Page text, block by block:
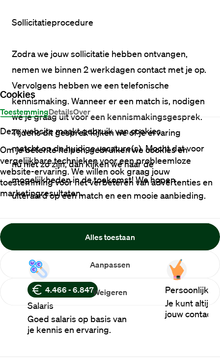
Cookies
ToestemmingDetailsOver
Deze website maakt gebruik van cookies
Om je beter te helpen, gebruiken we cookies en
vergelijkbare technieken voor een probleemloze
website-ervaring. We willen ook graag jouw
toestemming voor het verbeteren van advertenties en
marketingresultaten.
Weigeren
Aanpassen
Alles toestaan
Sollicitatieprocedure
Zodra we jouw sollicitatie hebben ontvangen,
nemen we binnen 2 werkdagen contact met je op.
Vervolgens hebben we een telefonische
kennismaking. Wanneer er een match is, nodigen
we je graag uit voor een kennismakingsgesprek.
Tijdens dit gesprek kijken we of je ervaring
matcht op de huidige vacature(s). Mocht dat voor
nu niet zo zijn, dan kijken we naar de
mogelijkheden in de toekomst! We hopen
uiteraard op een match en een mooie aanbieding.
Dit bieden we jou
4.466 - 6.847
Salaris
Goed salaris op basis van
je kennis en ervaring.
Persoonlijke
Je kunt altijd
jouw